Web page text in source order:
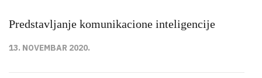
Predstavljanje komunikacione inteligencije
13. NOVEMBAR 2020.